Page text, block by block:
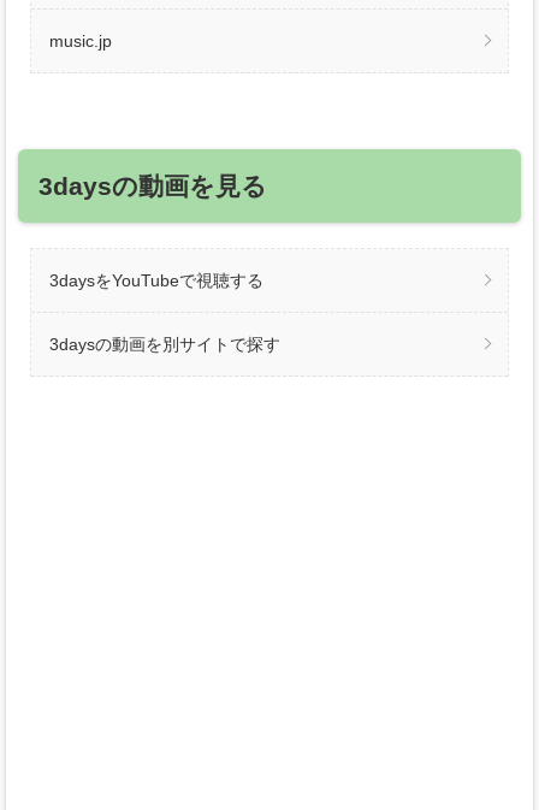
music.jp
3daysの動画を見る
3daysをYouTubeで視聴する
3daysの動画を別サイトで探す